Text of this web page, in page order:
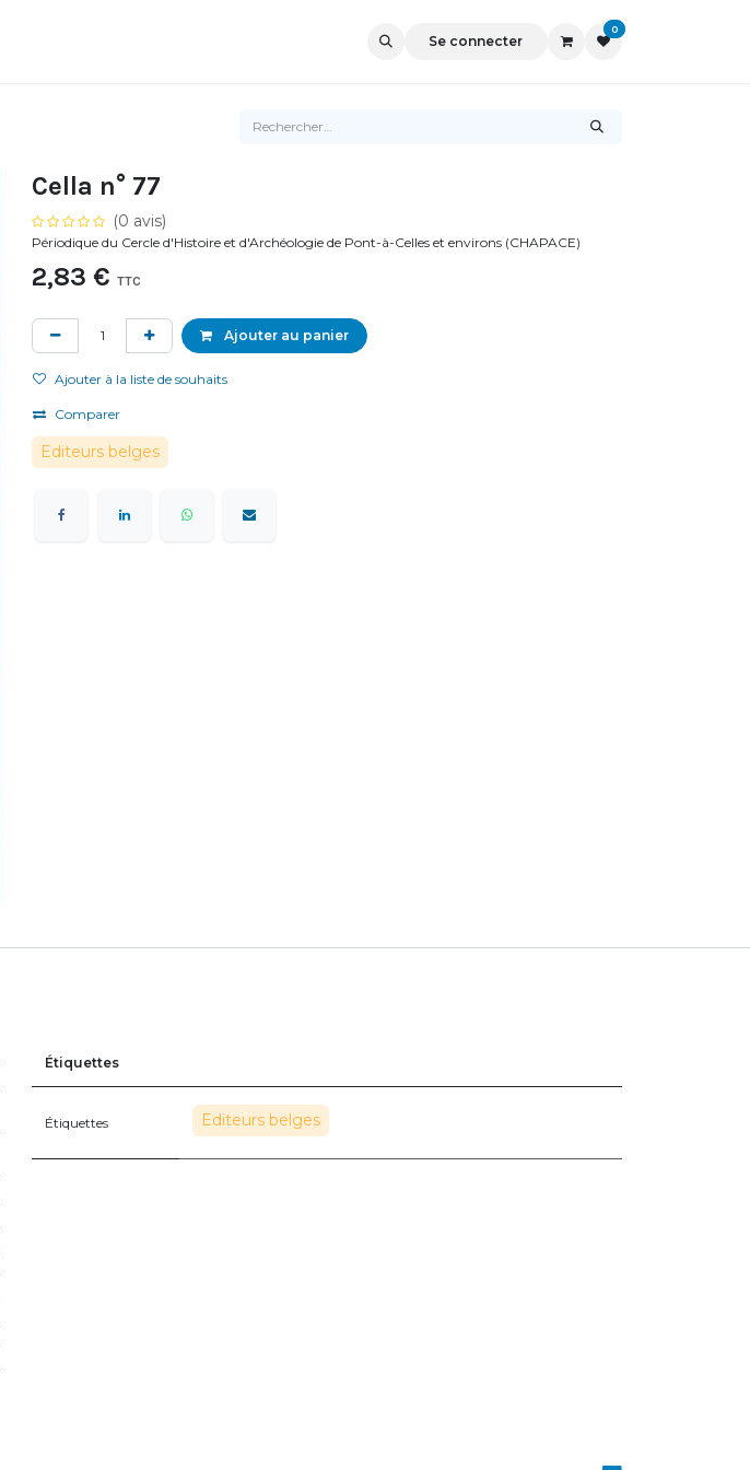
Se connecter
0
Cella n° 77
(0 avis)
Périodique du Cercle d'Histoire et d'Archéologie de Pont-à-Celles et environs (CHAPACE)
2,83 € TTC
Ajouter au panier
Ajouter à la liste de souhaits
Comparer
Editeurs belges
Étiquettes
Étiquettes Editeurs belges